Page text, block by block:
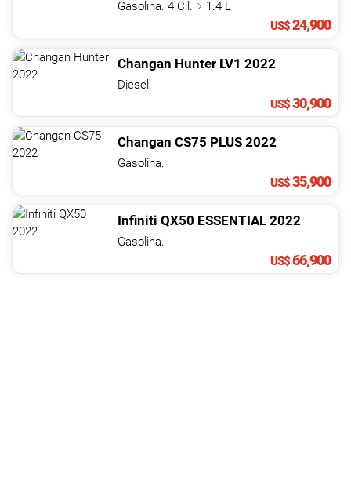
Gasolina. 4 Cil.
1.4 L
US$24,900
Changan Hunter LV1 2022
Diesel.
US$30,900
Changan CS75 PLUS 2022
Gasolina.
US$35,900
Infiniti QX50 ESSENTIAL 2022
Gasolina.
US$66,900